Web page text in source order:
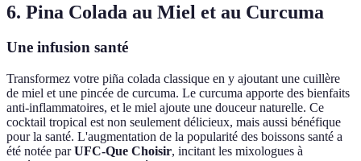
6. Pina Colada au Miel et au Curcuma
Une infusion santé
Transformez votre piña colada classique en y ajoutant une cuillère
de miel et une pincée de curcuma. Le curcuma apporte des bienfaits
anti-inflammatoires, et le miel ajoute une douceur naturelle. Ce
cocktail tropical est non seulement délicieux, mais aussi bénéfique
pour la santé. L'augmentation de la popularité des boissons santé a
été notée parUFC-Que Choisir, incitant les mixologues à